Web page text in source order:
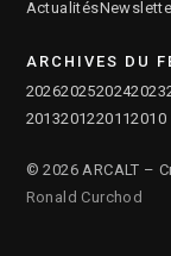
Actualités
ARCHIVES DU
2026202520242023
2013201220112010
© 2026 ARCALT –
Ronald Curchod